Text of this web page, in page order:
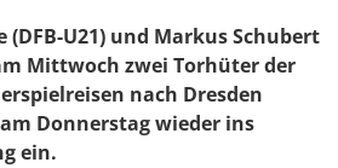
U21) und Markus Schubert
Mittwoch zwei Torhüter der
nach Dresden
Donnerstag wieder ins
ein.